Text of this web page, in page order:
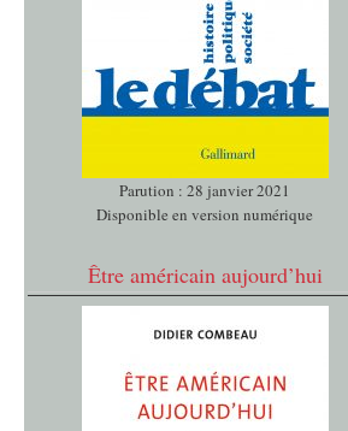
Parution : 28 janvier 2021
Disponible en version numérique
Être américain aujourd’hui